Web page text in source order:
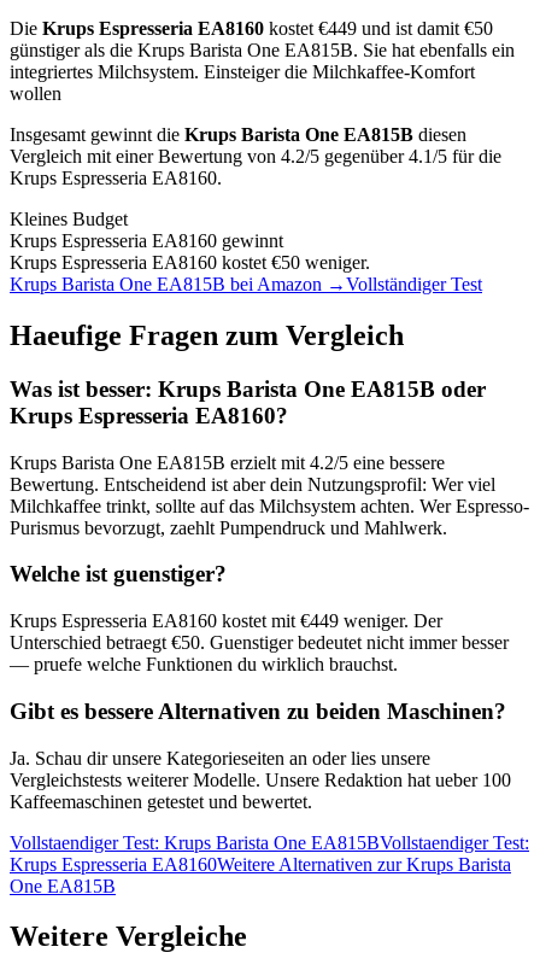
Die Krups Espresseria EA8160 kostet €449 und ist damit €50
günstiger als die Krups Barista One EA815B. Sie hat ebenfalls ein
integriertes Milchsystem. Einsteiger die Milchkaffee-Komfort
wollen
Insgesamt gewinnt die Krups Barista One EA815B diesen
Vergleich mit einer Bewertung von 4.2/5 gegenüber4.1/5 für die
Krups Espresseria EA8160.
Kleines Budget
Krups Espresseria EA8160 gewinnt
Krups Espresseria EA8160 kostet €50 weniger.
Krups Barista One EA815B bei Amazon →Vollständiger Test
Haeufige Fragen zum Vergleich
Was ist besser: Krups Barista One EA815B oder
Krups Espresseria EA8160?
Krups Barista One EA815B erzielt mit 4.2/5 eine bessere
Bewertung. Entscheidend ist aber dein Nutzungsprofil: Wer viel
Milchkaffee trinkt, sollte auf das Milchsystem achten. Wer Espresso-
Purismus bevorzugt, zaehlt Pumpendruck und Mahlwerk.
Welche ist guenstiger?
Krups Espresseria EA8160 kostet mit €449 weniger. Der
Unterschied betraegt €50. Guenstiger bedeutet nicht immer besser
— pruefe welche Funktionen du wirklich brauchst.
Gibt es bessere Alternativen zu beiden Maschinen?
Ja. Schau dir unsere Kategorieseiten an oder lies unsere
Vergleichstests weiterer Modelle. Unsere Redaktion hat ueber 100
Kaffeemaschinen getestet und bewertet.
Vollstaendiger Test: Krups Barista One EA815BVollstaendiger Test:
Krups Espresseria EA8160Weitere Alternativen zurKrups Barista
One EA815B
Weitere Vergleiche